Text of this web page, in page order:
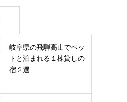
岐阜県の飛騨高山でペッ
トと泊まれる１棟貸しの
宿２選